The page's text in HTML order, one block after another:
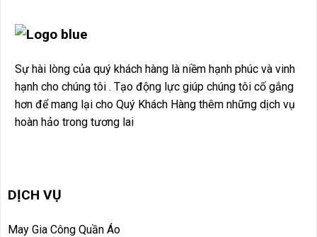
Sự hài lòng của quý khách hàng là niềm hạnh phúc và vinh
hạnh cho chúng tôi . Tạo động lực giúp chúng tôi cố gắng
hơn để mang lại cho Quý Khách Hàng thêm những dịch vụ
hoàn hảo trong tương lai
DỊCH VỤ
May Gia Công Quần Áo